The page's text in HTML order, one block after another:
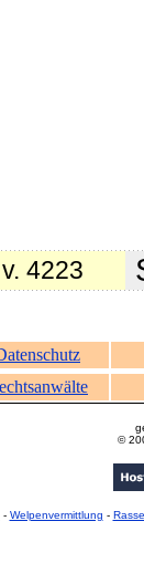
4223
©
- Welpenvermittlung -